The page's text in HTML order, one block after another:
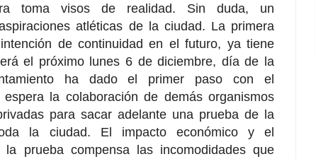
toma visos de realidad. Sin duda, un
atléticas de la ciudad. La primera
de continuidad en el futuro, ya tiene
el próximo lunes 6 de diciembre, día de la
ha dado el primer paso con el
la colaboración de demás organismos
para sacar adelante una prueba de la
la ciudad. El impacto económico y el
prueba compensa las incomodidades que